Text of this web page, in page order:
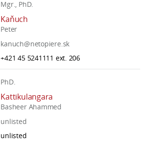
Mgr., PhD.
Kaňuch
Peter
kanuch@netopiere.sk
+421 45 5241111 ext. 206
PhD.
Kattikulangara
Basheer Ahammed
unlisted
unlisted